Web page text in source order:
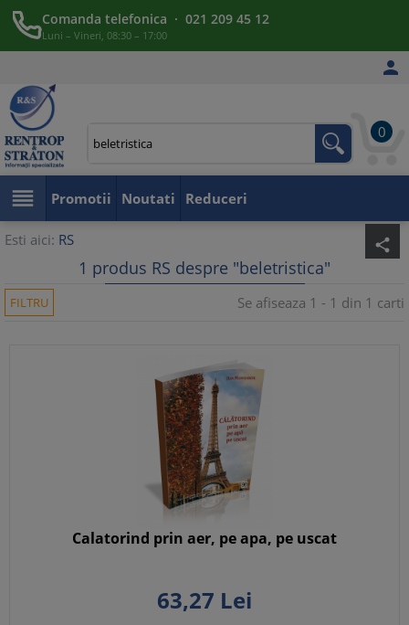
Comanda telefonica · 021 209 45 12
Luni – Vineri, 08:30 – 17:00

0
 Promotii Noutati Reduceri
Esti aici: RS share
1 produs RS despre "beletristica"
FILTRU Se afiseaza 1 - 1 din 1 carti
Calatorind prin aer, pe apa, pe uscat
63,27 Lei